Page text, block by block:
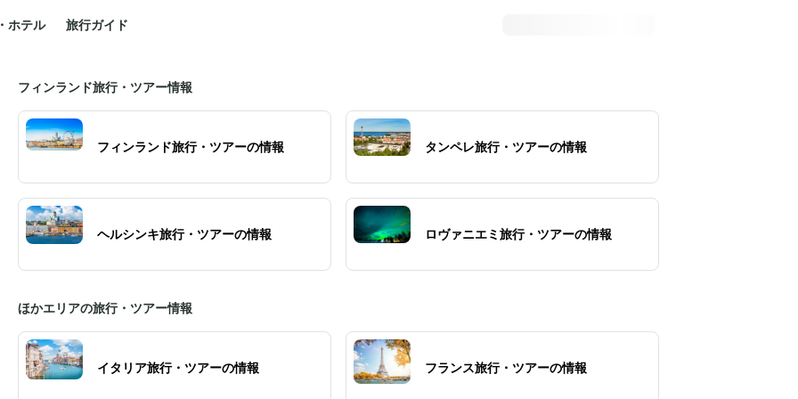
ホテル 旅行ガイド
フィンランド旅行・ツアー情報
フィンランド旅行・ツアーの情報 タンペレ旅行・ツアーの情報
ヘルシンキ旅行・ツアーの情報 ロヴァニエミ旅行・ツアーの情報
ほかエリアの旅行・ツアー情報
イタリア旅行・ツアーの情報 フランス旅行・ツアーの情報